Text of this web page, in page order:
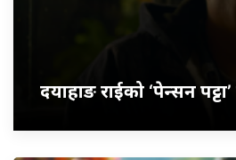
दयाहाङ राईको ‘पेन्सन